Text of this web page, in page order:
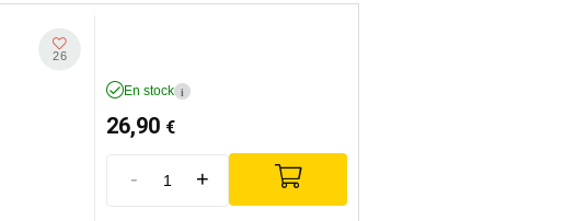
26
En stock i
26,90 €
- +